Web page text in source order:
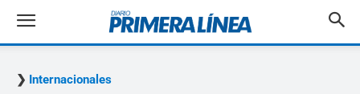
Internacionales